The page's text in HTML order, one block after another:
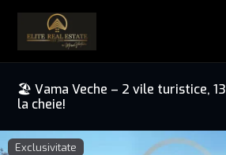
🏖️ Vama Veche – 2 vile turistice,
la cheie!
Exclusivitate